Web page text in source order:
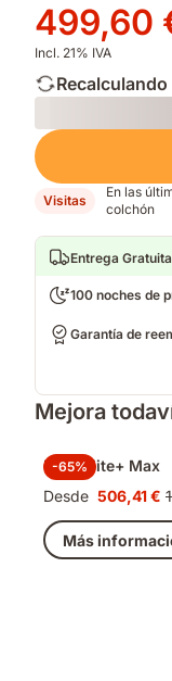
original
1249,00 €
Precio
499,60 €
499,60
Incl. 21% IVA
Loading
Visitas
En las
colchón
Entrega Gratuita
100 noches de
Garantía de
Mejora
-65%
Pack Elite+ Max
Desde Precio
506,41 €
506,41 €
Más